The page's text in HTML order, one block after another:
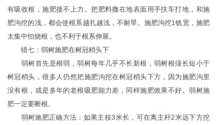
有吸收根，施肥接不上力。把肥料撒在地表面用手扶车打地，和施
肥沟挖的浅，都会使根系越扎越浅，不耐旱。施肥沟挖1铣宽，施肥
太集中怕烧根，也不利于根系伸展。
错七：弱树施肥在树冠梢头下
弱树首先是根弱，弱树每年几乎不长新根，弱树根须长短小于
树冠梢头，很多人仍然把施肥沟挖在树冠梢头下方，因为施肥沟里
没有根，或是多年的老根吸肥能力差，同样施肥效果不好。弱树施
肥一定要断根。
弱树施肥正确方法：如果主枝3米长，可在离主杆2米远下方挖